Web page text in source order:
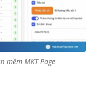
mềm MKT Page